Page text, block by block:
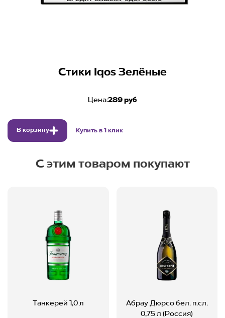
Стики Iqos Зелёные
Цена:289 руб
В корзину Купить в 1 клик
С этим товаром покупают
Танкерей 1,0 л
Абрау Дюрсо бел. п.сл.
0,75 л (Россия)